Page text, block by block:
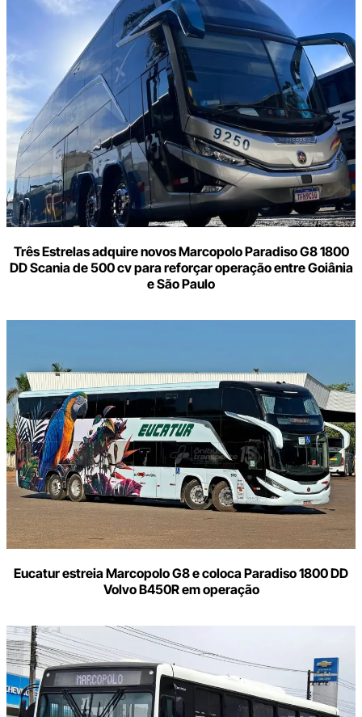
Três Estrelas adquire novos Marcopolo Paradiso G8 1800
DD Scania de 500 cv para reforçar operação entre Goiânia
e São Paulo
Eucatur estreia Marcopolo G8 e coloca Paradiso 1800 DD
Volvo B450R em operação
seu
mail